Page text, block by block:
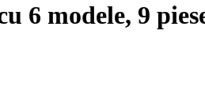
6 modele, 9